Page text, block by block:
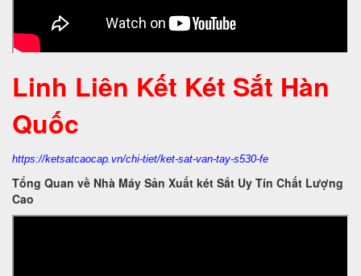
Linh Liên Kết Két Sắt Hàn
Quốc
https://ketsatcaocap.vn/chi-tiet/ket-sat-van-tay-s530-fe
Tổng Quan về Nhà Máy Sản Xuất két Sắt Uy Tín Chất Lượng
Cao